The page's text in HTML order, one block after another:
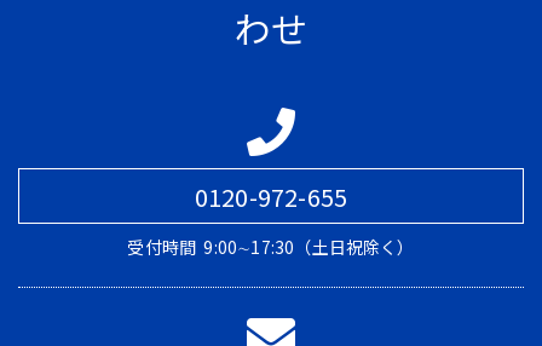
わせ
0120-972-655
受付時間 9:00∼17:30（土日祝除く）